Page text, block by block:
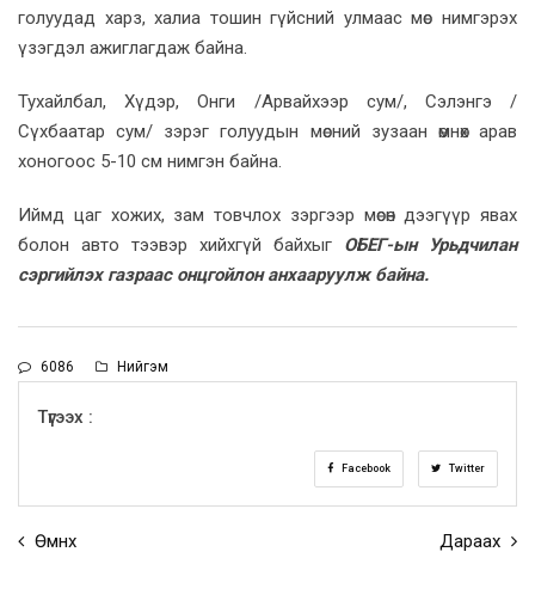
голуудад харз, халиа тошин гүйсний улмаас мөс нимгэрэх
үзэгдэл ажиглагдаж байна.
Тухайлбал, Хүдэр, Онги /Арвайхээр сум/, Сэлэнгэ /
Сүхбаатар сум/ зэрэг голуудын мөсний зузаан өмнөх арав
хоногоос 5-10 см нимгэн байна.
Иймд цаг хожих, зам товчлох зэргээр мөсөн дээгүүр явах
болон авто тээвэр хийхгүй байхыг ОБЕГ-ын Урьдчилан
сэргийлэх газраас онцгойлон анхааруулж байна.
6086 Нийгэм
Түгээх :
Facebook Twitter
Өмнөх Дараах